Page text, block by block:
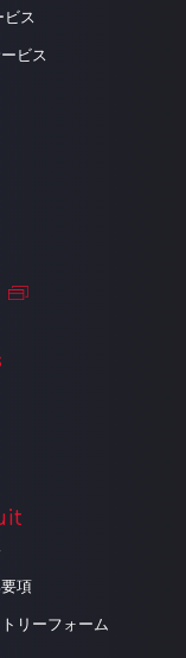
ビス
ビス
項
リーフォーム